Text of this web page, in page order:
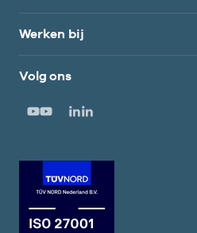
Werken bij
Volg ons